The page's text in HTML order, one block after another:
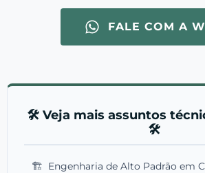
FALE COM A
🛠️ Veja mais assuntos
🛠️
🏗️ Engenharia de Alto Padrão em